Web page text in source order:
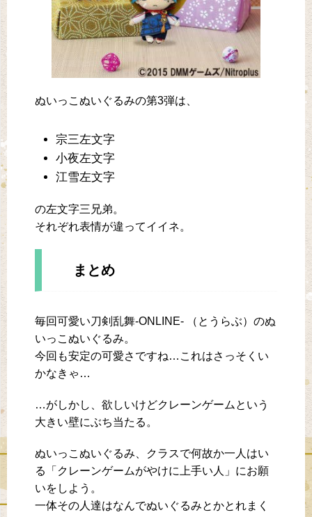
ぬいっこぬいぐるみの第3弾は、
宗三左文字
小夜左文字
江雪左文字
の左文字三兄弟。
それぞれ表情が違ってイイネ。
まとめ
毎回可愛い刀剣乱舞-ONLINE- （とうらぶ）のぬ
いっこぬいぐるみ。
今回も安定の可愛さですね…これはさっそくい
かなきゃ…
…がしかし、欲しいけどクレーンゲームという
大きい壁にぶち当たる。
ぬいっこぬいぐるみ、クラスで何故か一人はい
る「クレーンゲームがやけに上手い人」にお願
いをしよう。
一体その人達はなんでぬいぐるみとかとれまく